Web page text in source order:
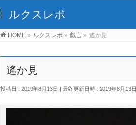
ルクスレポ
HOME » ルクスレポ » 戯言 » 遙か見
遙か見
投稿日 : 2019年8月13日 最終更新日時 : 2019年8月13日